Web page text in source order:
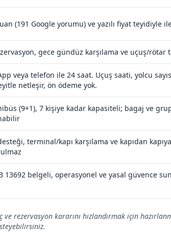
(191 Google yorumu) ve yazılı fiyat teyidiyle
gece gündüz karşılama ve uçuş/
veya telefon ile 24 saat. Uçuş saati, yolcu
netleşir, ön ödeme yok.
(9+1), 7 kişiye kadar kapasiteli; bagaj ve
terminal/kapı karşılama ve kapıdan
13692 belgeli, operasyonel ve yasal güvence
rezervasyon kararını hızlandırmak için